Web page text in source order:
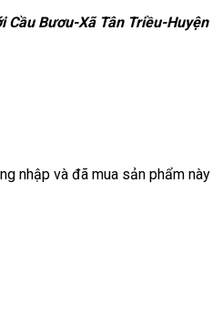
Cầu Bươu-Xã Tân Triều-Huyện
nhập và đã mua sản phẩm này